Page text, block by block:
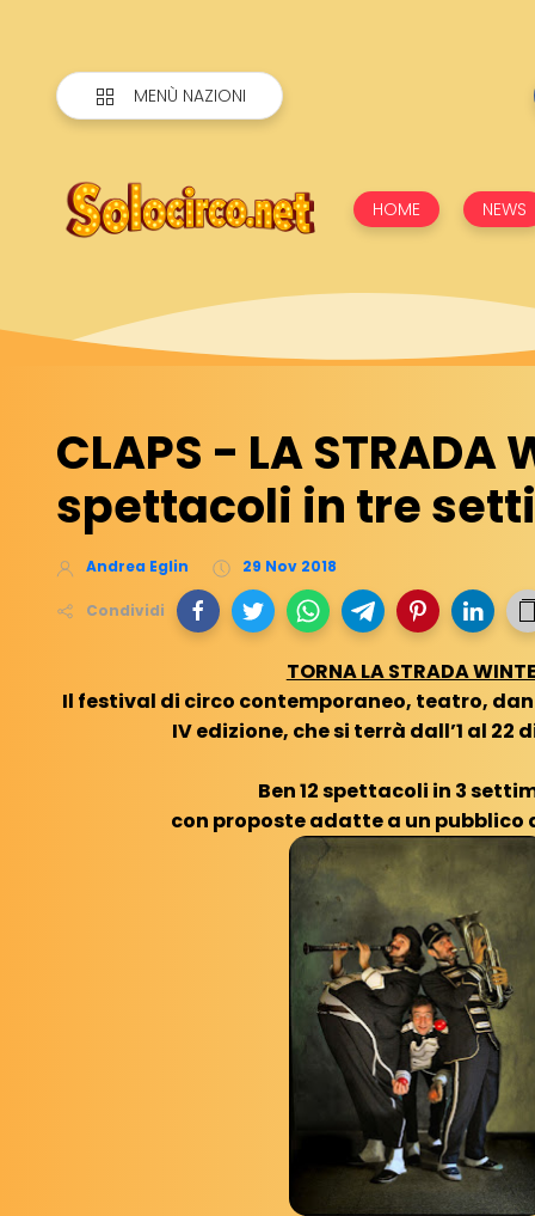
MENÙ NAZIONI
HOME NEWS
CLAPS - LA STRADA
spettacoli in tre
Andrea Eglin 29 Nov 2018
Condividi
TORNA LA STRADA
Il festival di circo contemporaneo, teatro,
IV edizione, che si terrà dall’1 al 22
Ben 12 spettacoli in 3
con proposte adatte a un pubblico